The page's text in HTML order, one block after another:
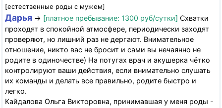
[естественные роды с мужем]
Дарья → [платное пребывание: 1300 руб/сутки] Схватки
проходят в спокойной атмосфере, периодически заходят
проверяют, но лишний раз не дергают. Внимательное
отношение, никто вас не бросит и сами вы нечаянно не
родите в одиночестве) На потугах врач и акушерка чётко
контролируют ваши действия, если внимательно слушать
их команды и делать все правильно, родите быстро и
легко.
Кайдалова Ольга Викторовна, принимавшая у меня роды -